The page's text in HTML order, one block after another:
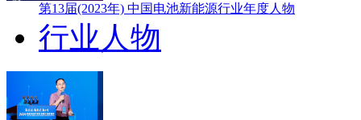
第13届(2023年) 中国电池新能源行业年度人物
行业人物